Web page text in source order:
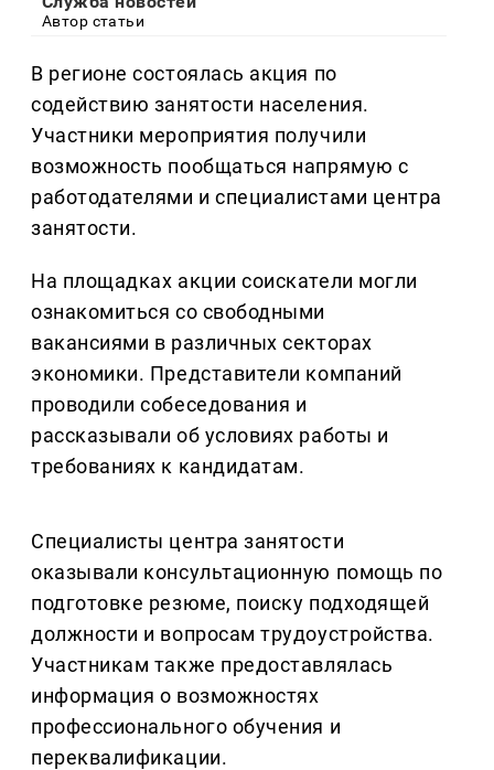
Автор статьи
В регионе состоялась акция по
содействию занятости населения.
Участники мероприятия получили
возможность пообщаться напрямую с
работодателями и специалистами центра
занятости.
На площадках акции соискатели могли
ознакомиться со свободными
вакансиями в различных секторах
экономики. Представители компаний
проводили собеседования и
рассказывали об условиях работы и
требованиях к кандидатам.
Специалисты центра занятости
оказывали консультационную помощь по
подготовке резюме, поиску подходящей
должности и вопросам трудоустройства.
Участникам также предоставлялась
информация о возможностях
профессионального обучения и
переквалификации.